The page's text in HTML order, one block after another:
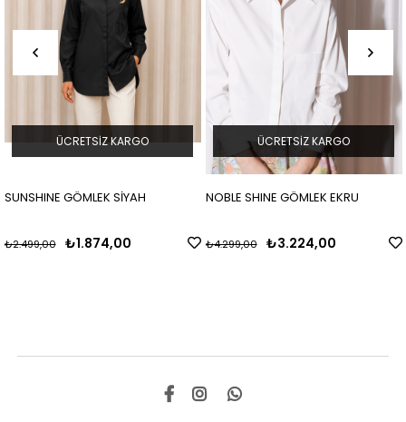
SUNSHINE GÖMLEK SİYAH
₺1.874,00
₺2.499,00
ÜCRETSIZ KARGO
NOBLE SHINE GÖMLEK EKRU
₺3.224,00
₺4.299,00
ÜCRETSIZ KARGO